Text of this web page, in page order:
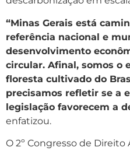
“Minas Gerais está
referência nacional e
desenvolvimento
circular. Afinal, somos o
floresta cultivado do
precisamos refletir se a
legislação favorecem a
enfatizou.
O 2º Congresso de